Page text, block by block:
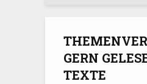
GERN
TEXTE